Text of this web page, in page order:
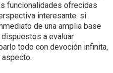
funcionalidades ofrecidas
interesante: si
de una amplia base
a evaluar
todo con devoción infinita,
aspecto.